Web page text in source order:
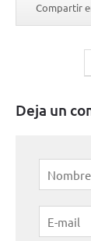
Compartir
Deja un